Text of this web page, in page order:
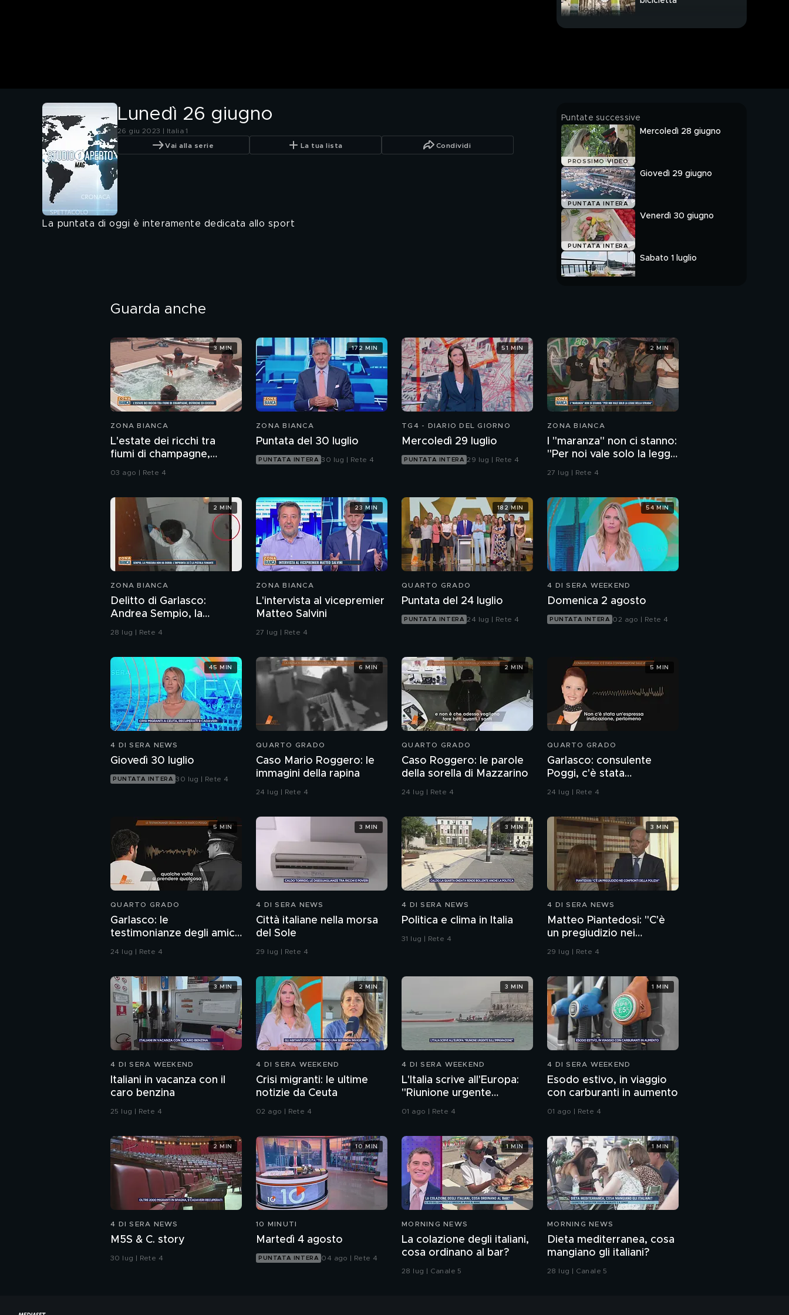
Lunedì 26 giugno
26 giu 2023 | Italia 1
Vai alla serie La tua lista Condividi
La puntata di oggi è interamente dedicata allo sport
Puntate successive
PROSSIMO VIDEO
Mercoledì 28 giugno
PUNTATA INTERA
Giovedì 29 giugno
PUNTATA INTERA
Venerdì 30 giugno
Sabato 1 luglio
Guarda anche
ZONA BIANCA
L'estate dei ricchi tra
fiumi di champagne,
ostriche ed eccessi
03 ago | Rete 4
3 MIN
ZONA BIANCA
Puntata del 30 luglio
PUNTATA INTERA 30 lug | Rete 4
172 MIN
TG4 - DIARIO DEL GIORNO
Mercoledì 29 luglio
PUNTATA INTERA 29 lug | Rete 4
51 MIN
ZONA BIANCA
I "maranza" non ci stanno:
"Per noi vale solo la legge
della strada"
27 lug | Rete 4
2 MIN
ZONA BIANCA
Delitto di Garlasco:
Andrea Sempio, la
Procura di Pavia non ha
28 lug | Rete 4
2 MIN
ZONA BIANCA
L'intervista al vicepremier
Matteo Salvini
27 lug | Rete 4
23 MIN
QUARTO GRADO
Puntata del 24 luglio
PUNTATA INTERA 24 lug | Rete 4
182 MIN
4 DI SERA WEEKEND
Domenica 2 agosto
PUNTATA INTERA 02 ago | Rete 4
54 MIN
4 DI SERA NEWS
Giovedì 30 luglio
PUNTATA INTERA 30 lug | Rete 4
45 MIN
QUARTO GRADO
Caso Mario Roggero: le
immagini della rapina
24 lug | Rete 4
6 MIN
QUARTO GRADO
Caso Roggero: le parole
della sorella di Mazzarino
24 lug | Rete 4
2 MIN
QUARTO GRADO
Garlasco: consulente
Poggi, c'è stata
contaminazione sulle
24 lug | Rete 4
5 MIN
QUARTO GRADO
Garlasco: le
testimonianze degli amici
di Marco Poggi
24 lug | Rete 4
5 MIN
4 DI SERA NEWS
Città italiane nella morsa
del Sole
29 lug | Rete 4
3 MIN
4 DI SERA NEWS
Politica e clima in Italia
31 lug | Rete 4
3 MIN
4 DI SERA NEWS
Matteo Piantedosi: "C'è
un pregiudizio nei
confronti della polizia"
29 lug | Rete 4
3 MIN
4 DI SERA WEEKEND
Italiani in vacanza con il
caro benzina
25 lug | Rete 4
3 MIN
4 DI SERA WEEKEND
Crisi migranti: le ultime
notizie da Ceuta
02 ago | Rete 4
2 MIN
4 DI SERA WEEKEND
L'Italia scrive all'Europa:
"Riunione urgente
sull'immigrazione"
01 ago | Rete 4
3 MIN
4 DI SERA WEEKEND
Esodo estivo, in viaggio
con carburanti in aumento
01 ago | Rete 4
1 MIN
4 DI SERA NEWS
M5S & C. story
30 lug | Rete 4
2 MIN
10 MINUTI
Martedì 4 agosto
PUNTATA INTERA 04 ago | Rete 4
10 MIN
MORNING NEWS
La colazione degli italiani,
cosa ordinano al bar?
28 lug | Canale 5
1 MIN
MORNING NEWS
Dieta mediterranea, cosa
mangiano gli italiani?
28 lug | Canale 5
1 MIN